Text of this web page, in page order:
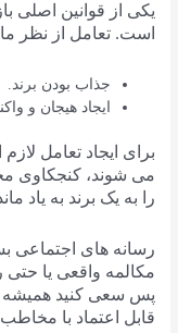
یکی از قوانین اصلی
است. تعامل از نظر ما
جذاب بودن برند.
ایجاد هیجان و
برای ایجاد تعامل
می شوند، کنجکاوی
را به یک برند به یاد
رسانه های اجتماعی
مکالمه واقعی یا
پس سعی کنید همیشه
قابل اعتماد با مخاطب